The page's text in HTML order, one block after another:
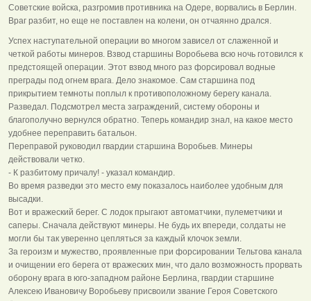
Советские войска, разгромив противника на Одере, ворвались в Берлин.
Враг разбит, но еще не поставлен на колени, он отчаянно дрался.
Успех наступательной операции во многом зависел от слаженной и
четкой работы минеров. Взвод старшины Воробьева всю ночь готовился к
предстоящей операции. Этот взвод много раз форсировал водные
преграды под огнем врага. Дело знакомое. Сам старшина под
прикрытием темноты поплыл к противоположному берегу канала.
Разведал. Подсмотрел места заграждений, систему обороны и
благополучно вернулся обратно. Теперь командир знал, на какое место
удобнее переправить батальон.
Переправой руководил гвардии старшина Воробьев. Минеры
действовали четко.
- К разбитому причалу! - указал командир.
Во время разведки это место ему показалось наиболее удобным для
высадки.
Вот и вражеский берег. С лодок прыгают автоматчики, пулеметчики и
саперы. Сначала действуют минеры. Не будь их впереди, солдаты не
могли бы так уверенно цепляться за каждый клочок земли.
За героизм и мужество, проявленные при форсировании Тельтова канала
и очищении его берега от вражеских мин, что дало возможность прорвать
оборону врага в юго-западном районе Берлина, гвардии старшине
Алексею Ивановичу Воробьеву присвоили звание Героя Советского